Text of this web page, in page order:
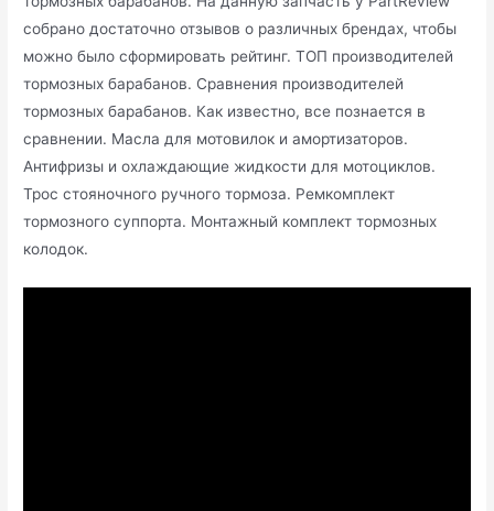
собрано достаточно отзывов о различных брендах, чтобы
можно было сформировать рейтинг. ТОП производителей
тормозных барабанов. Сравнения производителей
тормозных барабанов. Как известно, все познается в
сравнении. Масла для мотовилок и амортизаторов.
Антифризы и охлаждающие жидкости для мотоциклов.
Трос стояночного ручного тормоза. Ремкомплект
тормозного суппорта. Монтажный комплект тормозных
колодок.